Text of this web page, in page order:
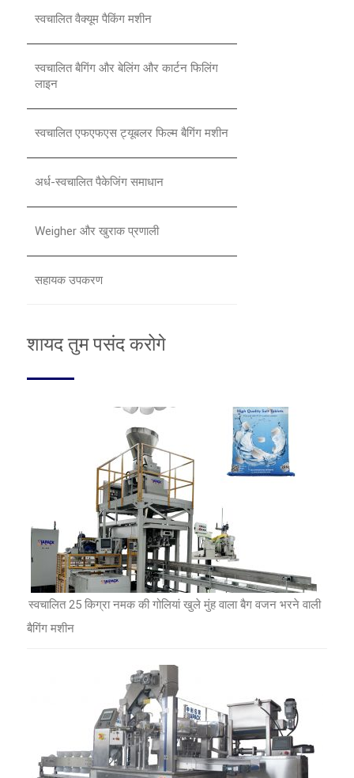
स्वचालित वैक्यूम पैकिंग मशीन
स्वचालित बैगिंग और बेलिंग और कार्टन फिलिंग
लाइन
स्वचालित एफएफएस ट्यूबलर फिल्म बैगिंग मशीन
अर्ध-स्वचालित पैकेजिंग समाधान
Weigher और खुराक प्रणाली
सहायक उपकरण
शायद तुम पसंद करोगे
स्वचालित 25 किग्रा नमक की गोलियां खुले मुंह वाला बैग वजन भरने वाली
बैगिंग मशीन